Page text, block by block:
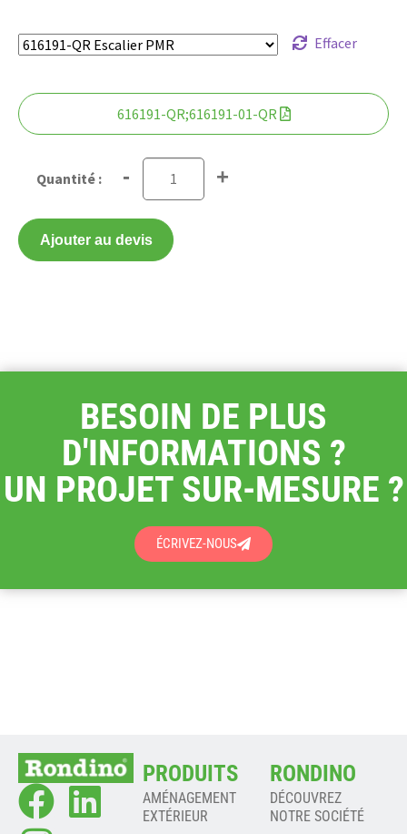
Effacer
616191-QR;616191-01-QR
- +
Ajouter au devis
BESOIN DE PLUS
D'INFORMATIONS ?
UN PROJET SUR-MESURE ?
ÉCRIVEZ-NOUS
PRODUITS
AMÉNAGEMENT
EXTÉRIEUR
RONDINO
DÉCOUVREZ
NOTRE SOCIÉTÉ